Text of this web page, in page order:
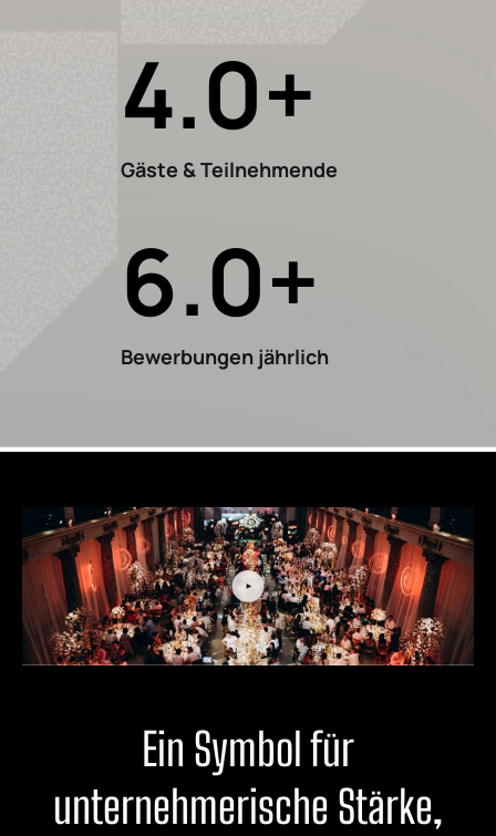
4.0+
Gäste & Teilnehmende
6.0+
Bewerbungen jährlich
Ein Symbol für
unternehmerische Stärke,